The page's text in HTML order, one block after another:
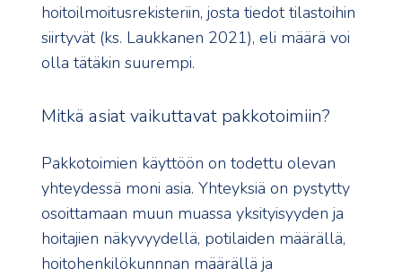
hoitoilmoitusrekisteriin, josta tiedot tilastoihin
siirtyvät (ks. Laukkanen 2021), eli määrä voi
olla tätäkin suurempi.
Mitkä asiat vaikuttavat pakkotoimiin?
Pakkotoimien käyttöön on todettu olevan
yhteydessä moni asia. Yhteyksiä on pystytty
osoittamaan muun muassa yksityisyyden ja
hoitajien näkyvyydellä, potilaiden määrällä,
hoitohenkilökunnnan määrällä ja